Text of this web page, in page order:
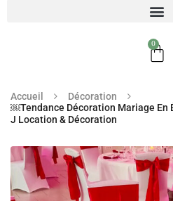
0
Accueil
Décoration
￼Tendance Décoration Mariage En
J Location & Décoration